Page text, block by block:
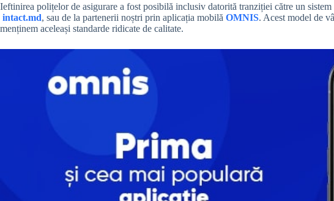
Ieftinirea polițelor de asigurare a fost posibilă inclusiv datorită tranziției către un sistem
intact.md, sau de la partenerii noștri prin aplicația mobilă OMNIS. Acest model de
menținem aceleași standarde ridicate de calitate.